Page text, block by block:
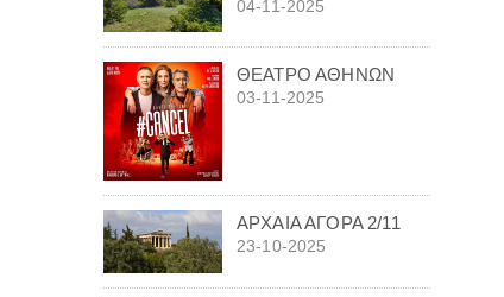
04-11-2025
ΘΕΑΤΡΟ ΑΘΗΝΩΝ
03-11-2025
ΑΡΧΑΙΑ ΑΓΟΡΑ 2/11
23-10-2025